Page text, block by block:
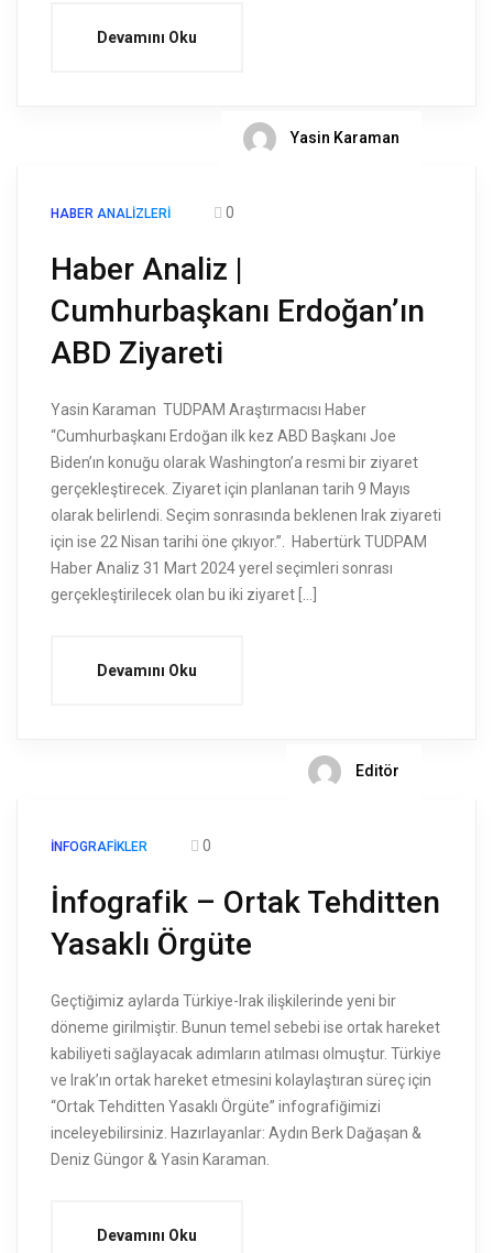
Devamını Oku
Yasin Karaman
HABER ANALIZLERI 0
Haber Analiz |
Cumhurbaşkanı Erdoğan’ın
ABD Ziyareti
Yasin Karaman TUDPAM Araştırmacısı Haber
“Cumhurbaşkanı Erdoğan ilk kez ABD Başkanı Joe
Biden’ın konuğu olarak Washington’a resmi bir ziyaret
gerçekleştirecek. Ziyaret için planlanan tarih 9 Mayıs
olarak belirlendi. Seçim sonrasında beklenen Irak ziyareti
için ise 22 Nisan tarihi öne çıkıyor.”. Habertürk TUDPAM
Haber Analiz 31 Mart 2024 yerel seçimleri sonrası
gerçekleştirilecek olan bu iki ziyaret […]
Devamını Oku
Editör
İNFOGRAFIKLER 0
İnfografik – Ortak Tehditten
Yasaklı Örgüte
Geçtiğimiz aylarda Türkiye-Irak ilişkilerinde yeni bir
döneme girilmiştir. Bunun temel sebebi ise ortak hareket
kabiliyeti sağlayacak adımların atılması olmuştur. Türkiye
ve Irak’ın ortak hareket etmesini kolaylaştıran süreç için
“Ortak Tehditten Yasaklı Örgüte” infografiğimizi
inceleyebilirsiniz. Hazırlayanlar: Aydın Berk Dağaşan &
Deniz Güngor & Yasin Karaman.
Devamını Oku